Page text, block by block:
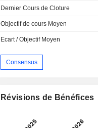
Dernier Cours de Cloture
Objectif de cours Moyen
Ecart / Objectif Moyen
Consensus
Révisions de Bénéfices